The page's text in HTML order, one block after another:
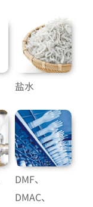
盐水
DMF、
DMAC、